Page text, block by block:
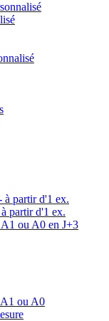
partir d'1 ex.
partir d'1 ex.
ou A0 en J+3
ou A0